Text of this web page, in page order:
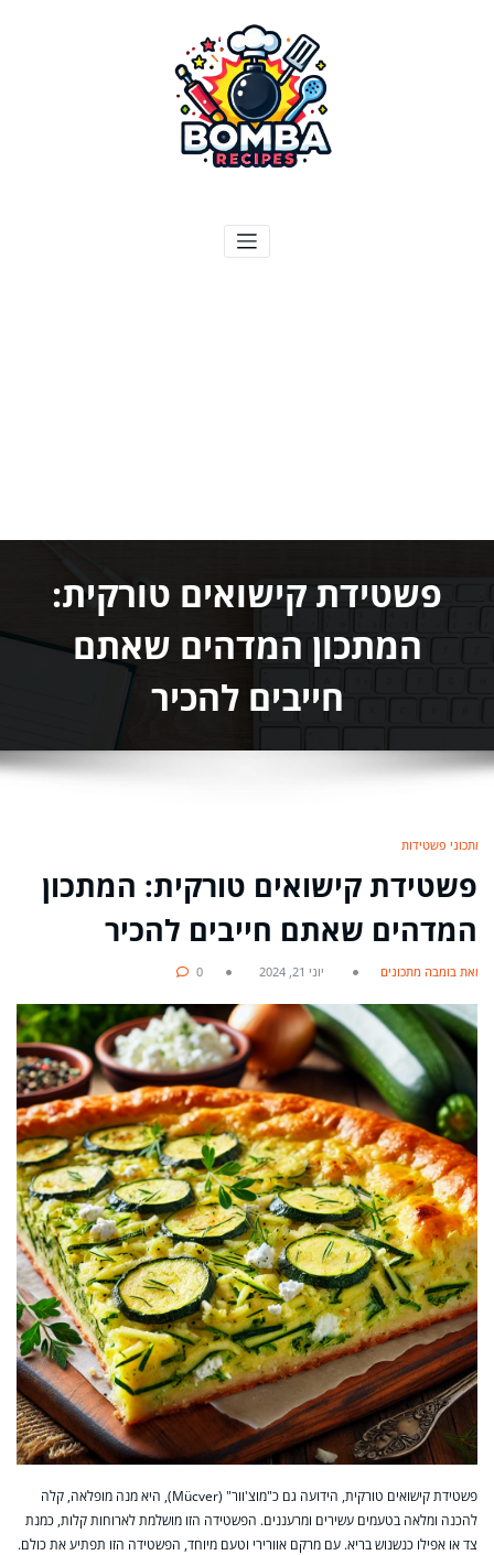
פשטידת קישואים טורקית:
המתכון המדהים שאתם
חייבים להכיר
מתכוני פשטידות
פשטידת קישואים טורקית: המתכון
המדהים שאתם חייבים להכיר
מאת בומבה מתכונים יוני 21, 2024 0
פשטידת קישואים טורקית, הידועה גם כ"מוצ'וור" (Mücver), היא מנה מופלאה, קלה
להכנה ומלאה בטעמים עשירים ומרעננים. הפשטידה הזו מושלמת לארוחות קלות, כמנת
צד או אפילו כנשנוש בריא. עם מרקם אוורירי וטעם מיוחד, הפשטידה הזו תפתיע את כולם.